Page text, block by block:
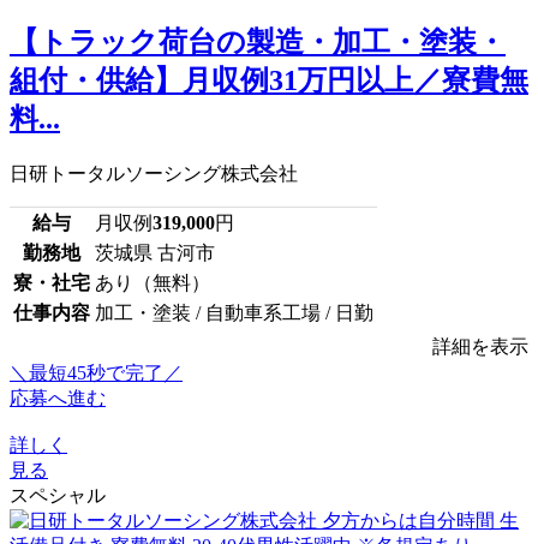
【トラック荷台の製造・加工・塗装・
組付・供給】月収例31万円以上／寮費無
料...
日研トータルソーシング株式会社
給与 月収例319,000円
勤務地
茨城県 古河市
寮・社宅 あり（無料）
仕事内容 加工・塗装 / 自動車系工場 / 日勤
詳細を表示
＼最短45秒で完了／
応募へ進む
詳しく
見る
スペシャル